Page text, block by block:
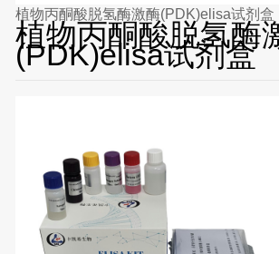
植物丙酮酸脱氢酶激酶(PDK)elisa试剂盒
植物丙酮酸脱氢酶
(PDK)elisa试剂盒